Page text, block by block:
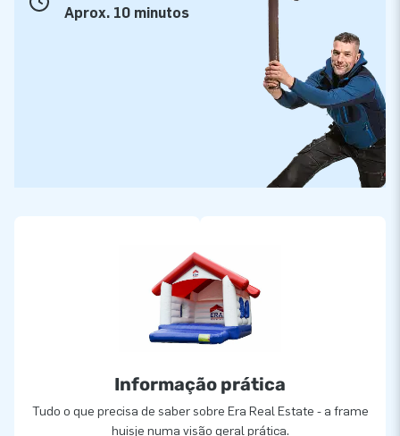
Aprox. 10 minutos
Informação prática
Tudo o que precisa de saber sobre Era Real Estate - a frame
huisje numa visão geral prática.